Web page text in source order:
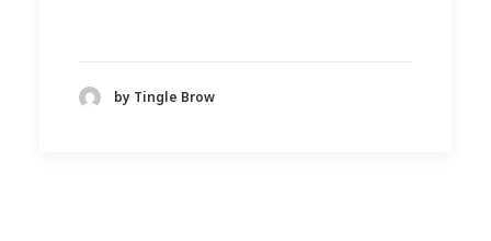
by Tingle Brow